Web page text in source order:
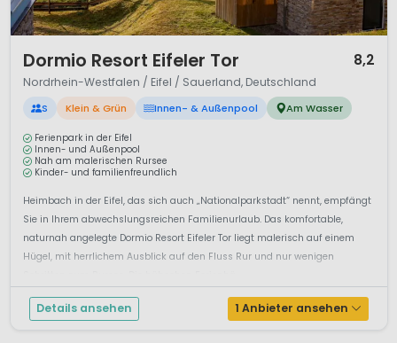
Dormio Resort Eifeler Tor 8,2
Nordrhein-Westfalen / Eifel / Sauerland, Deutschland
S Klein & Grün Innen- & Außenpool Am Wasser
Ferienpark in der Eifel
Innen- und Außenpool
Nah am malerischen Rursee
Kinder- und familienfreundlich
Heimbach in der Eifel, das sich auch „Nationalparkstadt“ nennt, empfängt
Sie in Ihrem abwechslungsreichen Familienurlaub. Das komfortable,
naturnah angelegte Dormio Resort Eifeler Tor liegt malerisch auf einem
Hügel, mit herrlichem Ausblick auf den Fluss Rur und nur wenigen
Details ansehen 1 Anbieter ansehen